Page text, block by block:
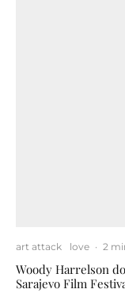
art attack love · 2
Woody Harrelson
Sarajevo Film